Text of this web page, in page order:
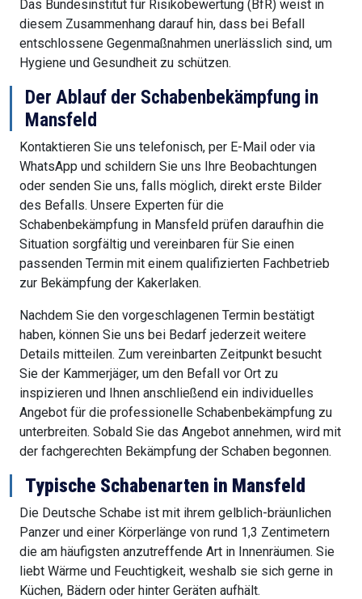
Das Bundesinstitut für Risikobewertung (BfR) weist in
diesem Zusammenhang darauf hin, dass bei Befall
entschlossene Gegenmaßnahmen unerlässlich sind, um
Hygiene und Gesundheit zu schützen.
Der Ablauf der Schabenbekämpfung in
Mansfeld
Kontaktieren Sie uns telefonisch, per E-Mail oder via
WhatsApp und schildern Sie uns Ihre Beobachtungen
oder senden Sie uns, falls möglich, direkt erste Bilder
des Befalls. Unsere Experten für die
Schabenbekämpfung in Mansfeld prüfen daraufhin die
Situation sorgfältig und vereinbaren für Sie einen
passenden Termin mit einem qualifizierten Fachbetrieb
zur Bekämpfung der Kakerlaken.
Nachdem Sie den vorgeschlagenen Termin bestätigt
haben, können Sie uns bei Bedarf jederzeit weitere
Details mitteilen. Zum vereinbarten Zeitpunkt besucht
Sie der Kammerjäger, um den Befall vor Ort zu
inspizieren und Ihnen anschließend ein individuelles
Angebot für die professionelle Schabenbekämpfung zu
unterbreiten. Sobald Sie das Angebot annehmen, wird mit
der fachgerechten Bekämpfung der Schaben begonnen.
Typische Schabenarten in Mansfeld
Die Deutsche Schabe ist mit ihrem gelblich-bräunlichen
Panzer und einer Körperlänge von rund 1,3 Zentimetern
die am häufigsten anzutreffende Art in Innenräumen. Sie
liebt Wärme und Feuchtigkeit, weshalb sie sich gerne in
Küchen, Bädern oder hinter Geräten aufhält.